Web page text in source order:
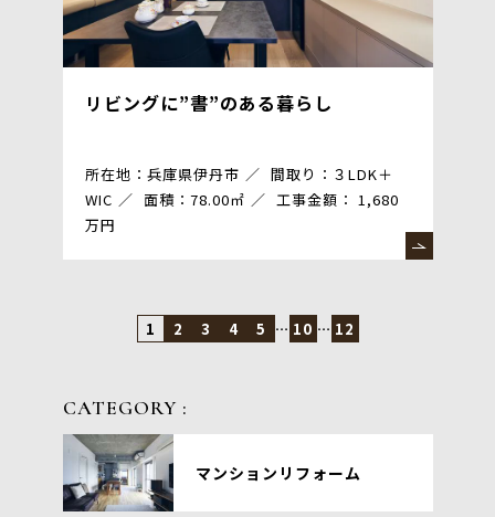
リビングに”書”のある暮らし
所在地：兵庫県伊丹市
間取り：３LDK＋
WIC
面積：78.00㎡
工事金額： 1,680
万円
1 2 3 4 5 … 10 … 12
CATEGORY :
マンションリフォーム